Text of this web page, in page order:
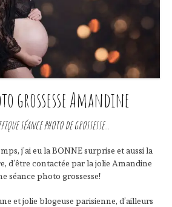
grossesse Amandine
séance photo de grossesse...
j’ai eu la BONNE surprise et aussi la
d’être contactée par la jolie Amandine
séance photo grossesse!
et jolie blogeuse parisienne, d’ailleurs